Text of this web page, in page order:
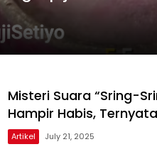
Misteri Suara “Sring-
Hampir Habis,
Artikel July 21, 2025